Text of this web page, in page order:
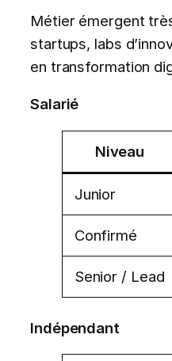
Métier émergent
startups, labs
en transformation
Salarié
Niveau
Junior
Confirmé
Senior / Lead
Indépendant